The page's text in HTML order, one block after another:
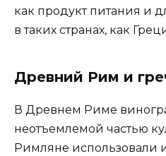
как продукт питания и
в таких странах, как
Древний Рим и
В Древнем Риме
неотъемлемой частью
Римляне использовали